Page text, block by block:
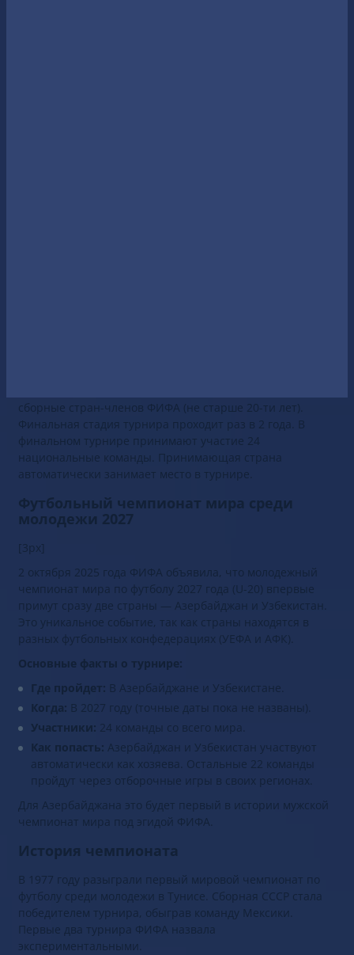
сборные стран-членов ФИФА (не старше 20-ти лет).
Финальная стадия турнира проходит раз в 2 года. В
финальном турнире принимают участие 24
национальные команды. Принимающая страна
автоматически занимает место в турнире.
Футбольный чемпионат мира среди
молодежи 2027
[3px]
2 октября 2025 года ФИФА объявила, что молодежный
чемпионат мира по футболу 2027 года (U-20) впервые
примут сразу две страны — Азербайджан и Узбекистан.
Это уникальное событие, так как страны находятся в
разных футбольных конфедерациях (УЕФА и АФК).
Основные факты о турнире:
Где пройдет: В Азербайджане и Узбекистане.
Когда: В 2027 году (точные даты пока не названы).
Участники: 24 команды со всего мира.
Как попасть: Азербайджан и Узбекистан участвуют
автоматически как хозяева. Остальные 22 команды
пройдут через отборочные игры в своих регионах.
Для Азербайджана это будет первый в истории мужской
чемпионат мира под эгидой ФИФА.
История чемпионата
В 1977 году разыграли первый мировой чемпионат по
футболу среди молодежи в Тунисе. Сборная СССР стала
победителем турнира, обыграв команду Мексики.
Первые два турнира ФИФА назвала
экспериментальными.